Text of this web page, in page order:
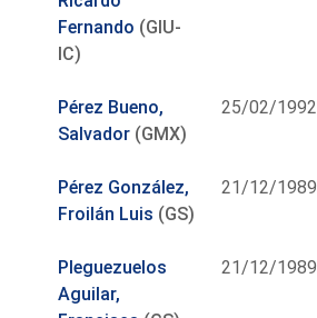
Fernando (GIU-
IC)
Pérez Bueno,
Salvador (GMX)
25/02/1992
Pérez González,
Froilán Luis (GS)
21/12/1989
Pleguezuelos
Aguilar,
21/12/1989